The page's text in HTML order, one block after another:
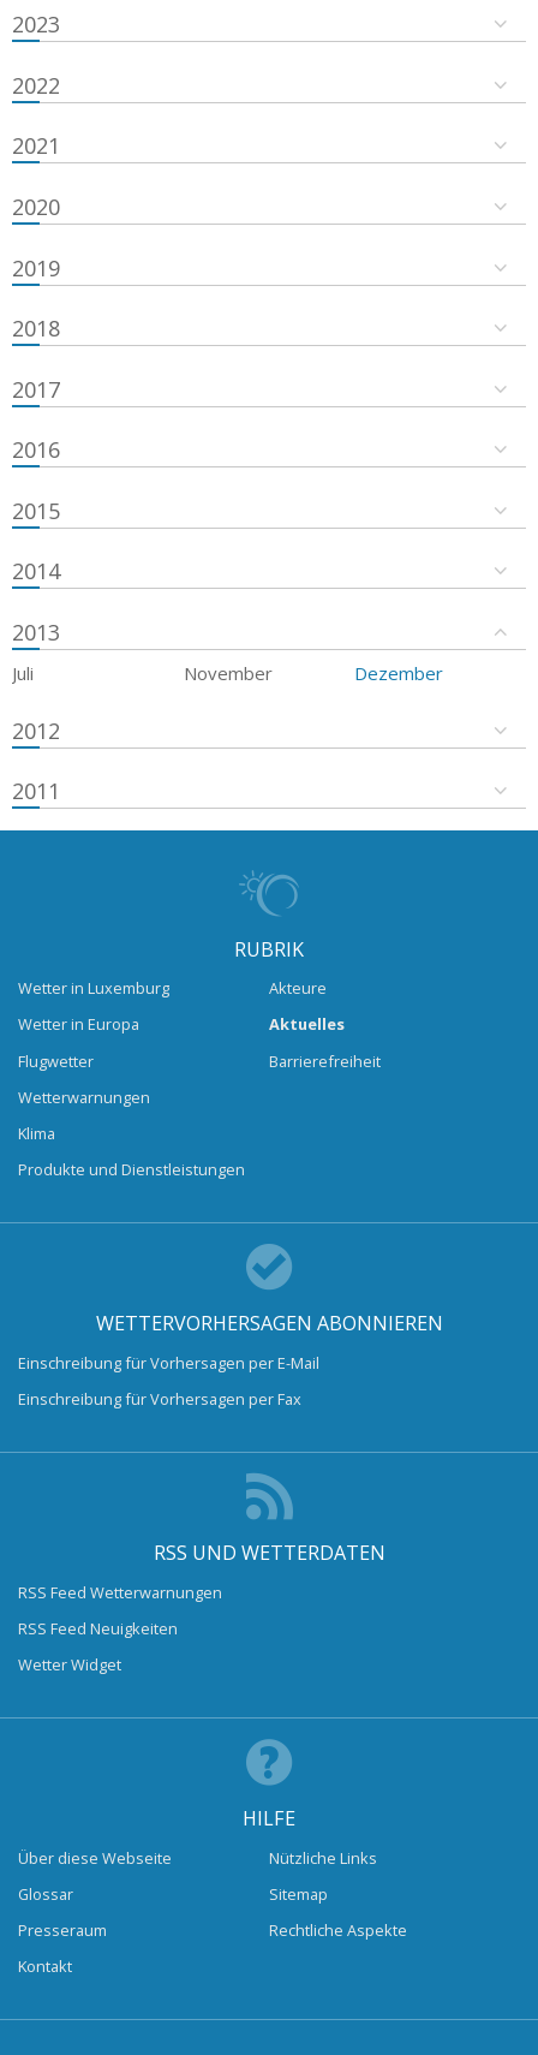
2023
2022
2021
2020
2019
2018
2017
2016
2015
2014
2013
Juli November Dezember
2012
2011
RUBRIK
Wetter in Luxemburg
Wetter in Europa
Flugwetter
Wetterwarnungen
Klima
Produkte und Dienstleistungen
Akteure
Aktuelles
Barrierefreiheit
WETTERVORHERSAGEN ABONNIEREN
Einschreibung für Vorhersagen per E-Mail
Einschreibung für Vorhersagen per Fax
RSS UND WETTERDATEN
RSS Feed Wetterwarnungen
RSS Feed Neuigkeiten
Wetter Widget
HILFE
Über diese Webseite
Glossar
Presseraum
Kontakt
Nützliche Links
Sitemap
Rechtliche Aspekte